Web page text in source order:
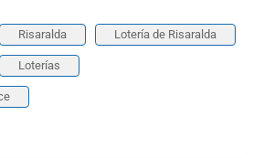
Risaralda Lotería de Risaralda
Loterías